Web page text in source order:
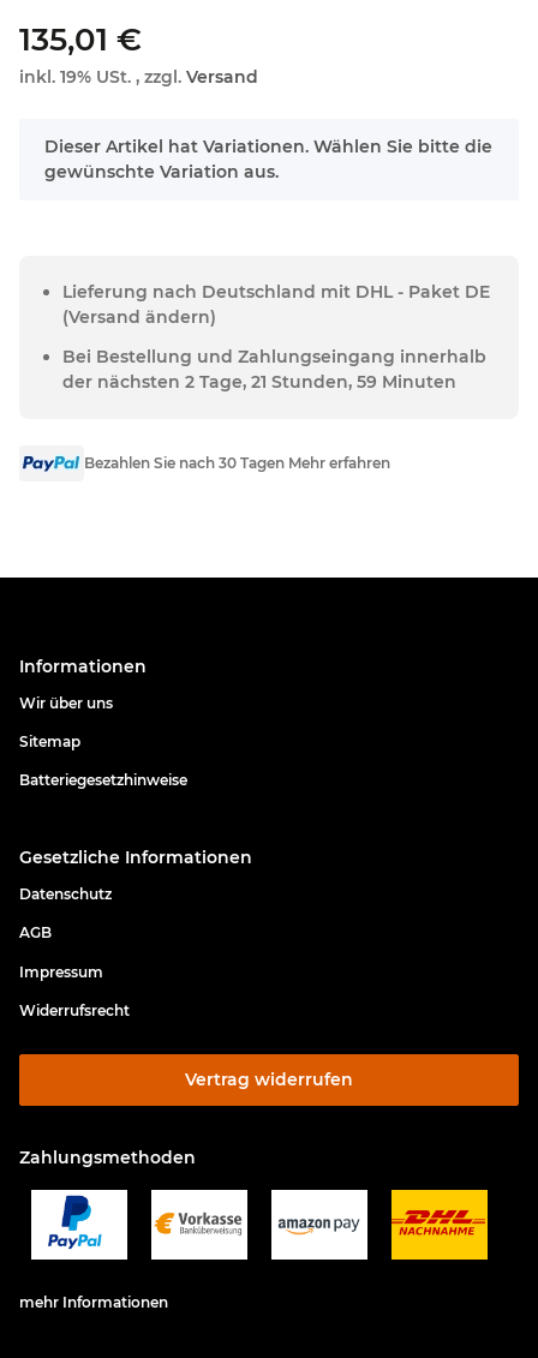
135,01 €
inkl. 19% USt. , zzgl. Versand
x
Dieser Artikel hat Variationen. Wählen Sie bitte die
gewünschte Variation aus.
Lieferung nach Deutschland mit DHL - Paket DE
(Versand ändern)
Bei Bestellung und Zahlungseingang innerhalb
der nächsten 2 Tage, 21 Stunden, 59 Minuten
Bezahlen Sie nach 30 Tagen Mehr erfahren
Informationen
Wir über uns
Sitemap
Batteriegesetzhinweise
Gesetzliche Informationen
Datenschutz
AGB
Impressum
Widerrufsrecht
Vertrag widerrufen
Zahlungsmethoden
mehr Informationen